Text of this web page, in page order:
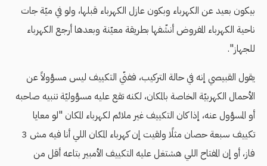
بيكون بعيد عن الكهرباء وبكون عازل الكهرباء قبلها، ولو في ميّة جات
ناحية الكهرباء المفروض أنشّفها بطريقة معيّنة وبعدها أرجع الكهرباء
للجهاز".
يقول القبيصي إنه في حالة التركيب، ففنّي التكييف ليس مسؤولاً عن
الأحمال الكهربيّة الخاصة بالمكان، لكنه تقع عليه مسؤوليّة تنبيه صاحبه
أو المسؤول عنه، إذا كان التكييف غير ملائم لكهرباء المكان "لو معايا
تكييف سبعة حصان مثلًا ولقيت إن كهرباء المكان اللي أنا فيه مش 3
فاز، أو إن المفتاح اللي هشتغل عليه التكييف الأمبير بتاعه أقل من